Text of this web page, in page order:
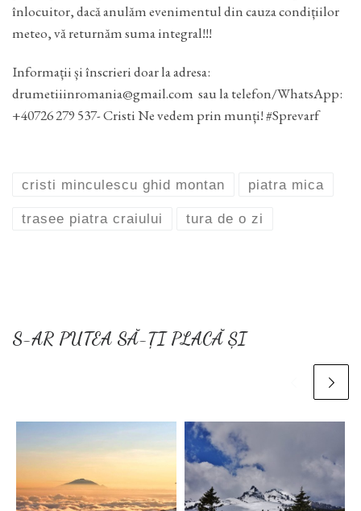
înlocuitor, dacă anulăm evenimentul din cauza condițiilor
meteo, vă returnăm suma integral!!!
Informații și înscrieri doar la adresa:
drumetiiinromania@gmail.com sau la telefon/WhatsApp:
+40726 279 537- Cristi Ne vedem prin munți! #Sprevarf
cristi minculescu ghid montan piatra mica
trasee piatra craiului tura de o zi
S-AR PUTEA SĂ-ȚI PLACĂ ȘI